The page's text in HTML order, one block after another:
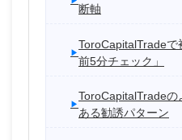
断軸
ToroCapitalTradeで
前5分チェック」
ToroCapitalTradeの
ある勧誘パターン